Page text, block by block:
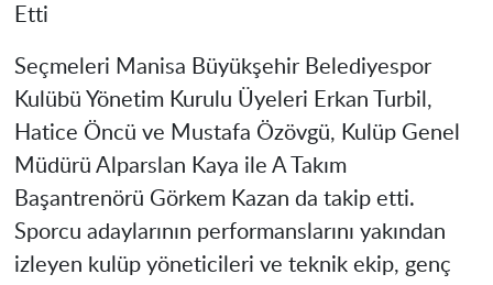
Etti
Seçmeleri Manisa Büyükşehir Belediyespor
Kulübü Yönetim Kurulu Üyeleri Erkan Turbil,
Hatice Öncü ve Mustafa Özövgü, Kulüp Genel
Müdürü Alparslan Kaya ile A Takım
Başantrenörü Görkem Kazan da takip etti.
Sporcu adaylarının performanslarını yakından
izleyen kulüp yöneticileri ve teknik ekip, genç